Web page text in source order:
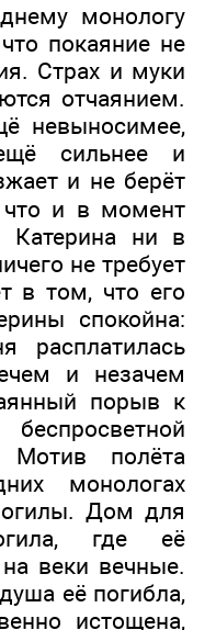
монологу
покаяние не
Страх и муки
отчаянием.
невыносимее,
сильнее и
и не берёт
и в момент
Катерина ни в
не требует
в том, что его
спокойна:
расплатилась
и незачем
порыв к
Мотив полёта
монологах
Дом для
где её
веки вечные.
её погибла,
истощена,